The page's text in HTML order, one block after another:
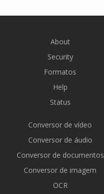
About
Security
Formatos
Help
Status
Conversor de vídeo
Conversor de áudio
Conversor de documentos
Conversor de imagem
OCR